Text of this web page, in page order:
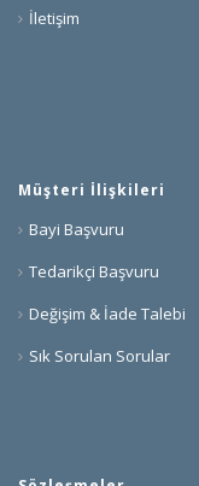
İletişim
Müşteri İlişkileri
Bayi Başvuru
Tedarikçi Başvuru
Değişim & İade Talebi
Sık Sorulan Sorular